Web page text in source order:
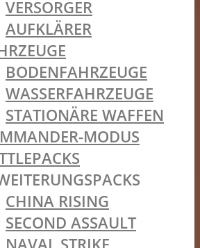
VERSORGER
AUFKLÄRER
BODENFAHRZEUGE
WASSERFAHRZEUGE
STATIONÄRE WAFFEN
MODUS
CHINA RISING
SECOND ASSAULT